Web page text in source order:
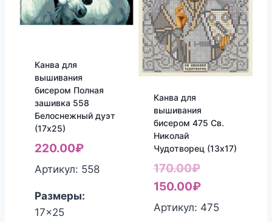
Канва для
вышивания
бисером Полная
зашивка 558
Белоснежный дуэт
(17х25)
220.00₽
Артикул: 558
Размеры:
17x25
Канва для
вышивания
бисером 475 Св.
Николай
Чудотворец (13х17)
170.00₽
цена
составляла
150.00₽Текущая
цена:
Артикул: 475